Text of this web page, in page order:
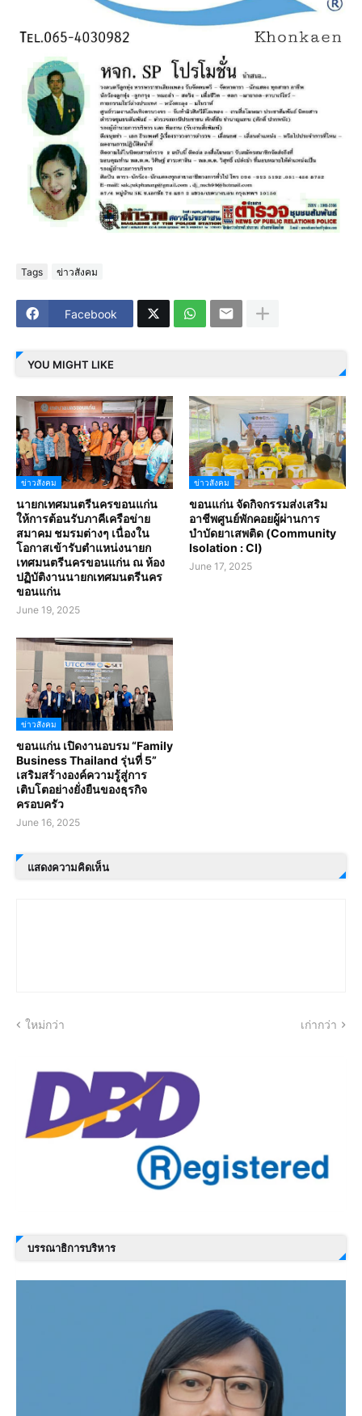
Tags ข่าวสังคม
Facebook
YOU MIGHT LIKE
ข่าวสังคม
นายกเทศมนตรีนครขอนแก่น
ให้การต้อนรับภาคีเครือข่าย
สมาคม ชมรมต่างๆ เนื่องใน
โอกาสเข้ารับตำแหน่งนายก
เทศมนตรีนครขอนแก่น ณ ห้อง
ปฏิบัติงานนายกเทศมนตรีนคร
ขอนแก่น
June 19, 2025
ข่าวสังคม
ขอนแก่น จัดกิจกรรมส่งเสริม
อาชีพศูนย์พักคอยผู้ผ่านการ
บำบัดยาเสพติด (Community
Isolation : CI)
June 17, 2025
ข่าวสังคม
ขอนแก่น เปิดงานอบรม “Family
Business Thailand รุ่นที่ 5”
เสริมสร้างองค์ความรู้สู่การ
เติบโตอย่างยั่งยืนของธุรกิจ
ครอบครัว
June 16, 2025
แสดงความคิดเห็น
ใหม่กว่า เก่ากว่า
บรรณาธิการบริหาร